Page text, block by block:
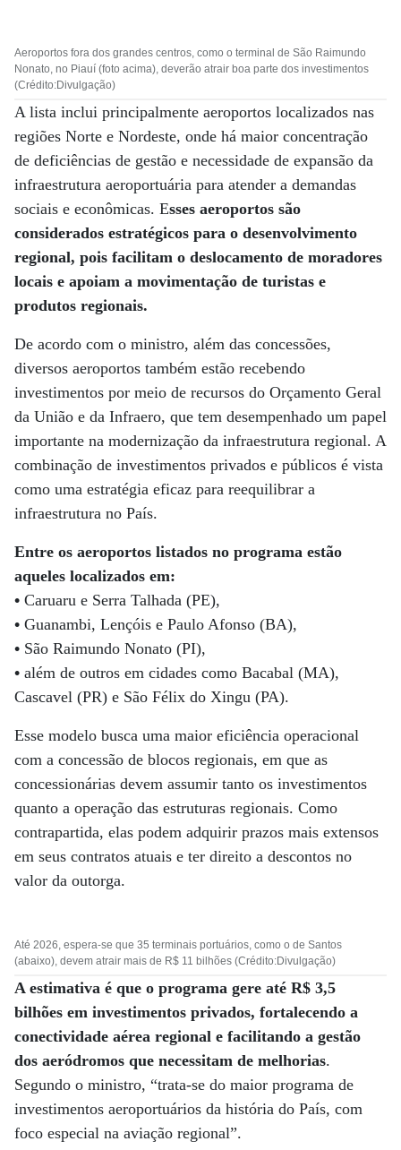
Aeroportos fora dos grandes centros, como o terminal de São Raimundo
Nonato, no Piauí (foto acima), deverão atrair boa parte dos investimentos
(Crédito:Divulgação)
A lista inclui principalmente aeroportos localizados nas
regiões Norte e Nordeste, onde há maior concentração
de deficiências de gestão e necessidade de expansão da
infraestrutura aeroportuária para atender a demandas
sociais e econômicas. Esses aeroportos são
considerados estratégicos para o desenvolvimento
regional, pois facilitam o deslocamento de moradores
locais e apoiam a movimentação de turistas e
produtos regionais.
De acordo com o ministro, além das concessões,
diversos aeroportos também estão recebendo
investimentos por meio de recursos do Orçamento Geral
da União e da Infraero, que tem desempenhado um papel
importante na modernização da infraestrutura regional. A
combinação de investimentos privados e públicos é vista
como uma estratégia eficaz para reequilibrar a
infraestrutura no País.
Entre os aeroportos listados no programa estão
aqueles localizados em:
• Caruaru e Serra Talhada (PE),
• Guanambi, Lençóis e Paulo Afonso (BA),
• São Raimundo Nonato (PI),
• além de outros em cidades como Bacabal (MA),
Cascavel (PR) e São Félix do Xingu (PA).
Esse modelo busca uma maior eficiência operacional
com a concessão de blocos regionais, em que as
concessionárias devem assumir tanto os investimentos
quanto a operação das estruturas regionais. Como
contrapartida, elas podem adquirir prazos mais extensos
em seus contratos atuais e ter direito a descontos no
valor da outorga.
Até 2026, espera-se que 35 terminais portuários, como o de Santos
(abaixo), devem atrair mais de R$ 11 bilhões (Crédito:Divulgação)
A estimativa é que o programa gere até R$ 3,5
bilhões em investimentos privados, fortalecendo a
conectividade aérea regional e facilitando a gestão
dos aeródromos que necessitam de melhorias.
Segundo o ministro, “trata-se do maior programa de
investimentos aeroportuários da história do País, com
foco especial na aviação regional”.